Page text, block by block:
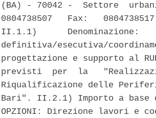
(BA) - 70042 -  Settore
0804738507   Fax:
II.1.1)
definitiva/esecutiva/
progettazione e supporto al
previsti  per  la
Riqualificazione delle
Bari". II.2.1) Importo a base
OPZIONI: Direzione lavori e